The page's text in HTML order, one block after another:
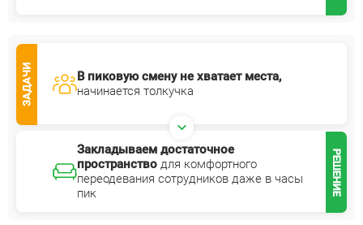
ЗАДАЧИ
В пиковую смену не хватает места,
начинается толкучка
РЕШЕНИЕ
Закладываем достаточное
пространство для комфортного
переодевания сотрудников даже в часы
пик